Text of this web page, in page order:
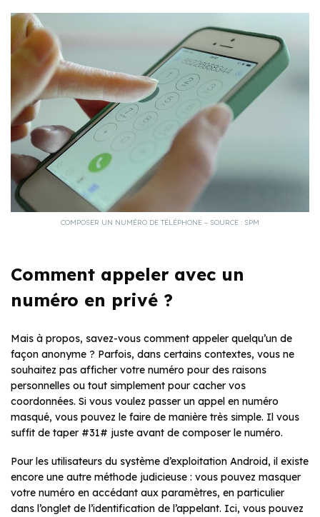
COMPOSER UN NUMÉRO DE TÉLÉPHONE – SOURCE : SPM
Comment appeler avec un
numéro en privé ?
Mais à propos, savez-vous comment appeler quelqu’un de
façon anonyme ? Parfois, dans certains contextes, vous ne
souhaitez pas afficher votre numéro pour des raisons
personnelles ou tout simplement pour cacher vos
coordonnées. Si vous voulez passer un appel en numéro
masqué, vous pouvez le faire de manière très simple. Il vous
suffit de taper #31# juste avant de composer le numéro.
Pour les utilisateurs du système d’exploitation Android, il existe
encore une autre méthode judicieuse : vous pouvez masquer
votre numéro en accédant aux paramètres, en particulier
dans l’onglet de l’identification de l’appelant. Ici, vous pouvez